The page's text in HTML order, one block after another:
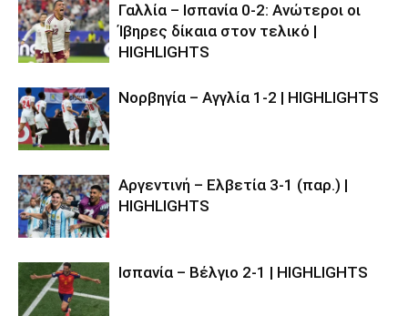
Γαλλία – Ισπανία 0-2: Ανώτεροι οι
Ίβηρες δίκαια στον τελικό |
HIGHLIGHTS
Νορβηγία – Αγγλία 1-2 | HIGHLIGHTS
Αργεντινή – Ελβετία 3-1 (παρ.) |
HIGHLIGHTS
Ισπανία – Βέλγιο 2-1 | HIGHLIGHTS